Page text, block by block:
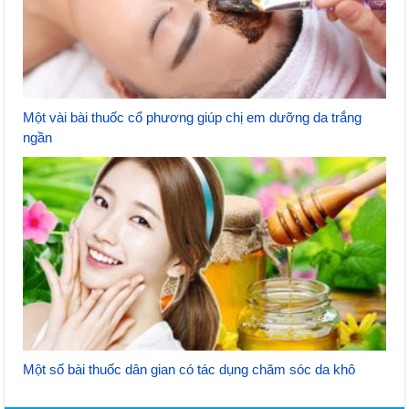
Một vài bài thuốc cổ phương giúp chị em dưỡng da trắng
ngần
Một số bài thuốc dân gian có tác dụng chăm sóc da khô